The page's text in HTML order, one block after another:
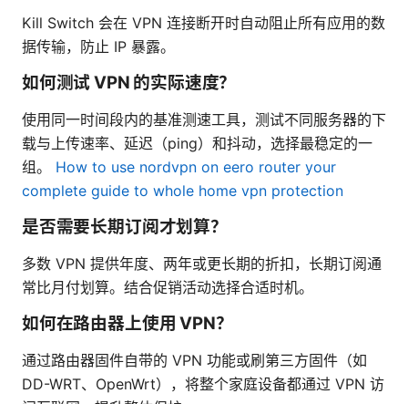
Kill Switch 会在 VPN 连接断开时自动阻止所有应用的数
据传输，防止 IP 暴露。
如何测试 VPN 的实际速度？
使用同一时间段内的基准测速工具，测试不同服务器的下
载与上传速率、延迟（ping）和抖动，选择最稳定的一
组。 How to use nordvpn on eero router your
complete guide to whole home vpn protection
是否需要长期订阅才划算？
多数 VPN 提供年度、两年或更长期的折扣，长期订阅通
常比月付划算。结合促销活动选择合适时机。
如何在路由器上使用 VPN？
通过路由器固件自带的 VPN 功能或刷第三方固件（如
DD-WRT、OpenWrt），将整个家庭设备都通过 VPN 访